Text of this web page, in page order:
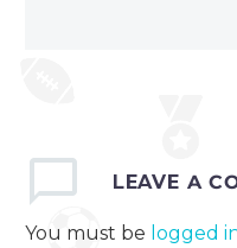
LEAVE A
You must be logged